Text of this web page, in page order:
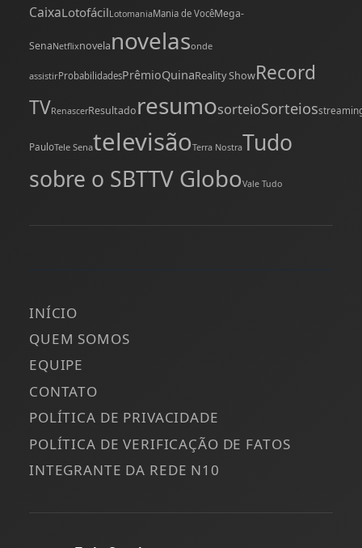
CaixaLotofácilLotomaniaMania de VocêMega-
SenaNetflixnovelanovelasonde
assistirProbabilidadesPrêmioQuinaReality ShowRecord
TVRenascerResultadoresumosorteioSorteios
PauloTele SenatelevisãoTerra NostraTudo
sobre o SBTTV GloboVale Tudo
INÍCIO
QUEM SOMOS
EQUIPE
CONTATO
POLÍTICA DE PRIVACIDADE
POLÍTICA DE VERIFICAÇÃO DE FATOS
INTEGRANTE DA REDE N10